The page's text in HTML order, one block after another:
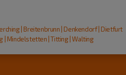
| Breitenbrunn | Denkendorf | Dietfurt
| Mindelstetten | Titting | Walting